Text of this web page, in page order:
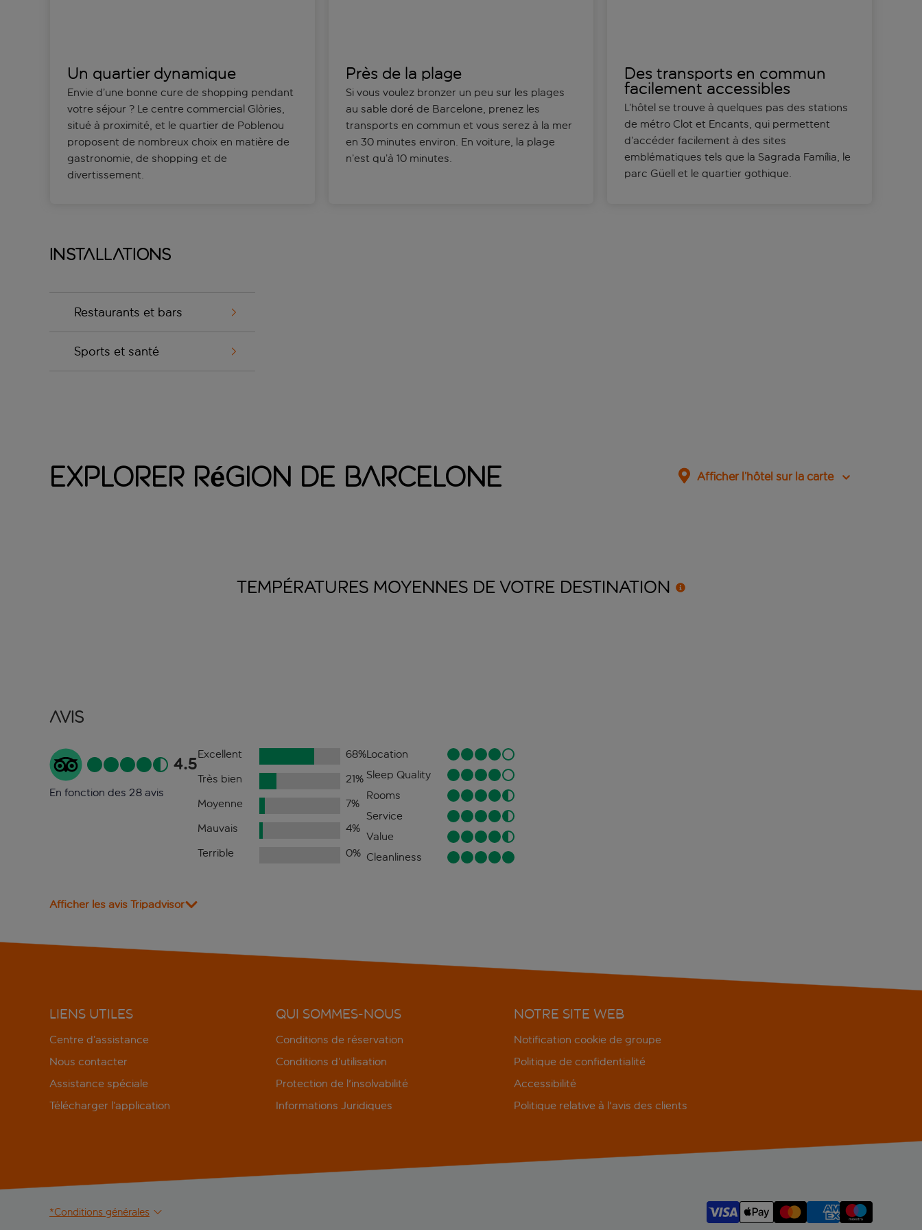
Un quartier dynamique
Envie d’une bonne cure de shopping pendant
votre séjour ? Le centre commercial Glòries,
situé à proximité, et le quartier de Poblenou
proposent de nombreux choix en matière de
gastronomie, de shopping et de
divertissement.
Près de la plage
Si vous voulez bronzer un peu sur les plages
au sable doré de Barcelone, prenez les
transports en commun et vous serez à la mer
en 30 minutes environ. En voiture, la plage
n’est qu’à 10 minutes.
Des transports en commun
facilement accessibles
L’hôtel se trouve à quelques pas des stations
de métro Clot et Encants, qui permettent
d’accéder facilement à des sites
emblématiques tels que la Sagrada Família, le
parc Güell et le quartier gothique.
Installations
Restaurants et bars
Sports et santé
Explorer Région de Barcelone Afficher l’hôtel sur la carte
TEMPÉRATURES MOYENNES DE VOTRE DESTINATION
Avis
4.5
En fonction des 28 avis
Excellent 68%
Très bien
21%
Moyenne
7%
Mauvais
4%
Terrible
0%
Location
Sleep Quality
Rooms
Service
Value
Cleanliness
Afficher les avis Tripadvisor
LIENS UTILES
Centre d’assistance
Nous contacter
Assistance spéciale
Télécharger l’application
QUI SOMMES-NOUS
Conditions de réservation
Conditions d’utilisation
Protection de l'insolvabilité
Informations Juridiques
NOTRE SITE WEB
Notification cookie de groupe
Politique de confidentialité
Accessibilité
Politique relative à l'avis des clients
*Conditions générales